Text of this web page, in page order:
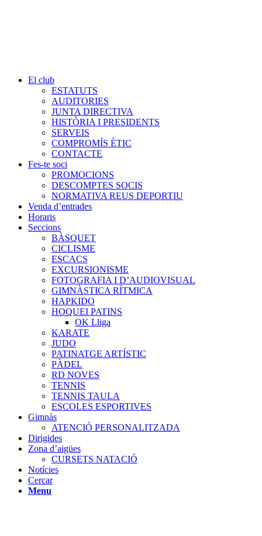
El club
ESTATUTS
AUDITORIES
JUNTA DIRECTIVA
HISTÒRIA I PRESIDENTS
SERVEIS
COMPROMÍS ÈTIC
CONTACTE
Fes-te soci
PROMOCIONS
DESCOMPTES SOCIS
NORMATIVA REUS DEPORTIU
Venda d’entrades
Horaris
Seccions
BÀSQUET
CICLISME
ESCACS
EXCURSIONISME
FOTOGRAFIA I D’AUDIOVISUAL
GIMNÀSTICA RÍTMICA
HAPKIDO
HOQUEI PATINS
OK Lliga
KARATE
JUDO
PATINATGE ARTÍSTIC
PÀDEL
RD NOVES
TENNIS
TENNIS TAULA
ESCOLES ESPORTIVES
Gimnàs
ATENCIÓ PERSONALITZADA
Dirigides
Zona d’aigües
CURSETS NATACIÓ
Notícies
Cercar
Menu